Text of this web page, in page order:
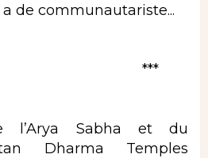
de communautariste...
l’Arya Sabha et du
Dharma Temples